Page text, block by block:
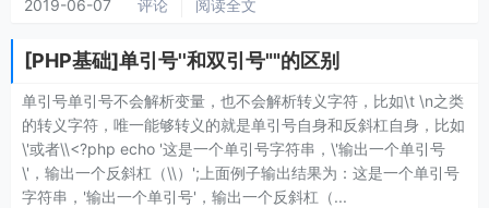
2019-06-07
评论 阅读全文
[PHP基础]单引号''和双引号""的区别
单引号单引号不会解析变量，也不会解析转义字符，比如\t \n之类
的转义字符，唯一能够转义的就是单引号自身和反斜杠自身，比如
\'或者\\<?php echo '这是一个单引号字符串，\'输出一个单引号
\'，输出一个反斜杠（\\）';上面例子输出结果为：这是一个单引号
字符串，'输出一个单引号'，输出一个反斜杠（...